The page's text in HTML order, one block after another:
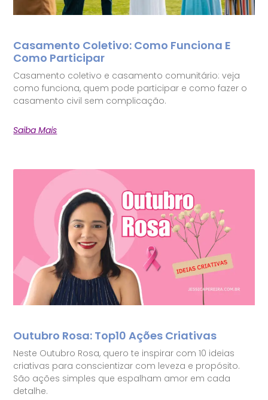
Casamento Coletivo: Como Funciona E
Como Participar
Casamento coletivo e casamento comunitário: veja
como funciona, quem pode participar e como fazer o
casamento civil sem complicação.
Saiba Mais
Outubro Rosa: Top10 Ações Criativas
Neste Outubro Rosa, quero te inspirar com 10 ideias
criativas para conscientizar com leveza e propósito.
São ações simples que espalham amor em cada
detalhe.